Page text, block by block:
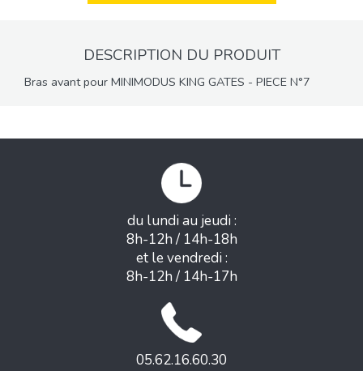
DESCRIPTION DU PRODUIT
Bras avant pour MINIMODUS KING GATES - PIECE N°7
du lundi au jeudi :
8h-12h / 14h-18h
et le vendredi :
8h-12h / 14h-17h
05.62.16.60.30